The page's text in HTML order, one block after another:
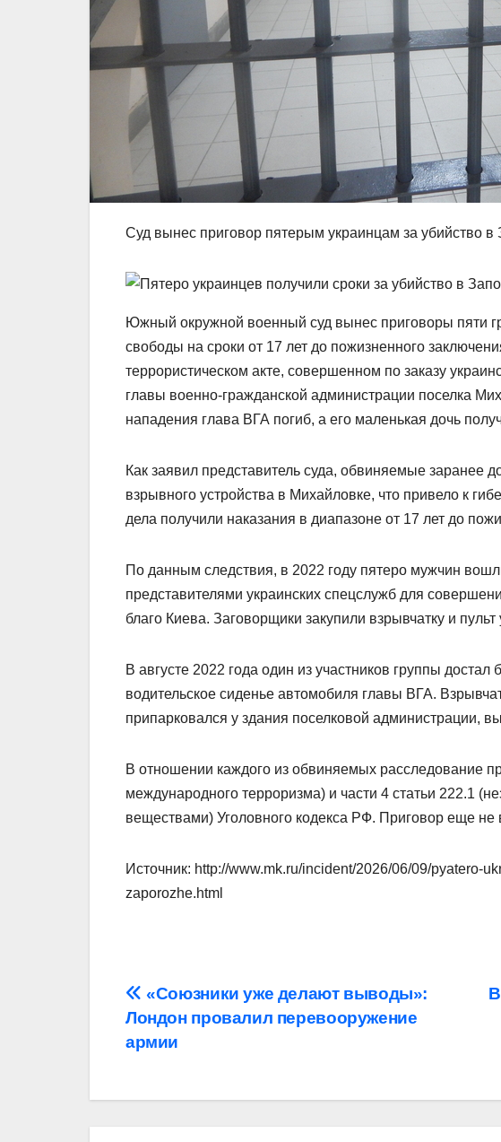
Суд вынес приговор пятерым украинцам за убийство в
Южный окружной военный суд вынес приговоры пяти
свободы на сроки от 17 лет до пожизненного
террористическом акте, совершенном по заказу
главы военно-гражданской администрации поселка
нападения глава ВГА погиб, а его маленькая дочь
Как заявил представитель суда, обвиняемые заранее
взрывного устройства в Михайловке, что привело к
дела получили наказания в диапазоне от 17 лет до
По данным следствия, в 2022 году пятеро мужчин
представителями украинских спецслужб для
благо Киева. Заговорщики закупили взрывчатку и
В августе 2022 года один из участников группы
водительское сиденье автомобиля главы ВГА.
припарковался у здания поселковой администрации,
В отношении каждого из обвиняемых расследование
международного терроризма) и части 4 статьи 222.1
веществами) Уголовного кодекса РФ. Приговор еще не
Источник: http://www.mk.ru/incident/2026/06/09/pyatero-
zaporozhe.html
Навигация
по
«Союзники уже делают выводы»:
Лондон провалил перевооружение
армии